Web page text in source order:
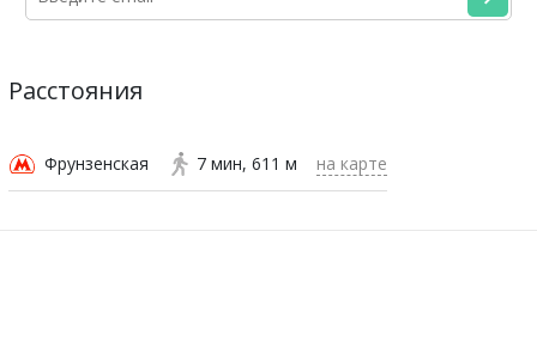
Расстояния
Фрунзенская 7 мин 611 м на карте